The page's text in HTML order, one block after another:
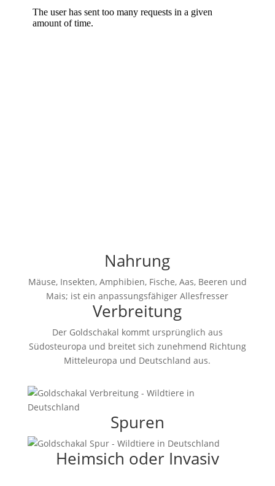
Nahrung
Mäuse, Insekten, Amphibien, Fische, Aas, Beeren und
Mais; ist ein anpassungsfähiger Allesfresser
Verbreitung
Der Goldschakal kommt ursprünglich aus
Südosteuropa und breitet sich zunehmend Richtung
Mitteleuropa und Deutschland aus.
Spuren
Heimsich oder Invasiv